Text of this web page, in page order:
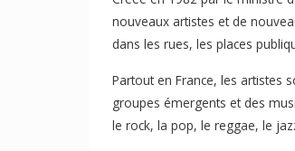
nouveaux artistes et de
dans les rues, les places
Partout en France, les artistes
groupes émergents et des
le rock, la pop, le reggae, le